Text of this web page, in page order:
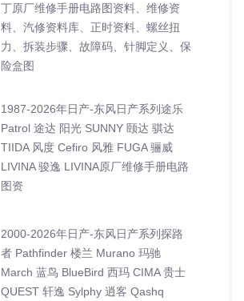
丁原厂维修手册电路图资料、维修资
料、汽修资料库、正时资料、螺丝扭
力、拆装步骤、故障码、针脚定义、保
险盒图
1987-2026年日产-东风日产系列途乐
Patrol 途达 阳光 SUNNY 颐达 骐达
TIIDA 风度 Cefiro 风雅 FUGA 骊威
LIVINA 骏逸 LIVINA原厂维修手册电路
图资
2000-2026年日产-东风日产系列探路
者 Pathfinder 楼兰 Murano 玛驰
March 蓝鸟 BlueBird 西玛 CIMA 贵士
QUEST 轩逸 Sylphy 逍客 Qashq